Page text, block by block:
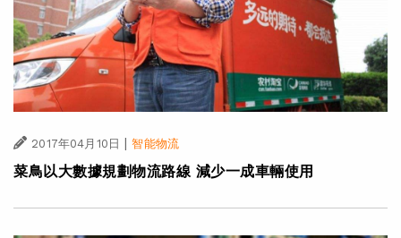
2017年04月10日 | 智能物流
菜鳥以大數據規劃物流路線 減少一成車輛使用